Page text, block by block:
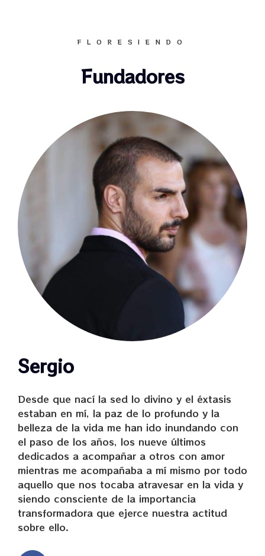
una manera segura y confortable.
También realizamos conferencias gratuitas
presenciales y on-line en diversas ciudades y
profesional de facilitadoras/es que consta
de seis ciclos de tres noches cada uno
donde transmitimos las habilidades de
facilitación, integración y organización y
contención de sesiones y encuentros para
aquellas personas que quieran trabajar con
nosotros u organizar sus propios retiros y
sesiones.
Estamos encantados de recibirte y de que
puedas vivir una experiencia que transformó
por completo nuestras vidas ayudándonos a
hacer realidad los sueños de nuestro
corazón como individuos y como una
humanidad que anhela vivir con el corazón
armónica entre todas y todos los que
FLORESIENDO
Fundadores
Sergio
Desde que nací la sed lo divino y el éxtasis
estaban en mí, la paz de lo profundo y la
belleza de la vida me han ido inundando con
el paso de los años, los nueve últimos
dedicados a acompañar a otros con amor
mientras me acompañaba a mí mismo por todo
aquello que nos tocaba atravesar en la vida y
siendo consciente de la importancia
transformadora que ejerce nuestra actitud
sobre ello.